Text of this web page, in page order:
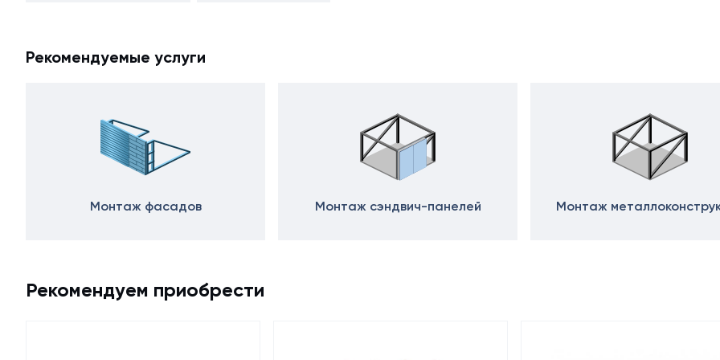
Рекомендуемые услуги
Монтаж фасадов Монтаж сэндвич-панелей Монтаж
Рекомендуем приобрести